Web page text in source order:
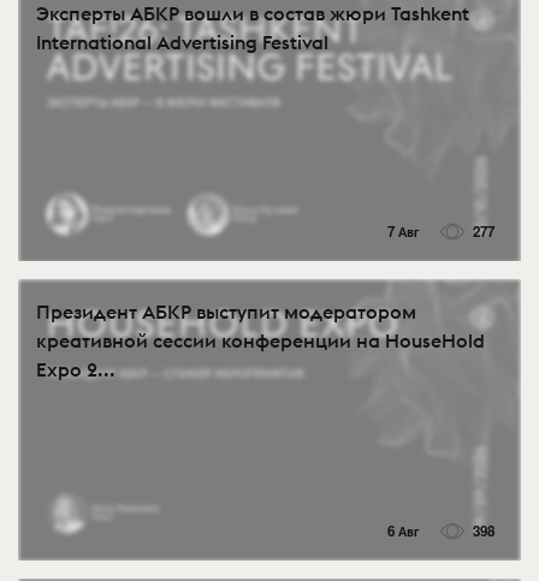
Эксперты АБКР вошли в состав жюри Tashkent
International Advertising Festival
7 Авг 277
Президент АБКР выступит модератором
креативной сессии конференции на HouseHold
Expo 2...
6 Авг 398